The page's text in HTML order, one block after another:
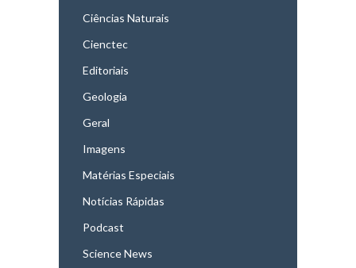
Ciências Naturais
Cienctec
Editoriais
Geologia
Geral
Imagens
Matérias Especiais
Notícias Rápidas
Podcast
Science News